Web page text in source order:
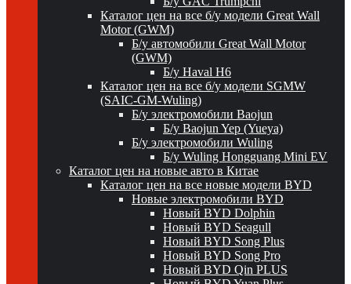
Каталог цен на все б/у модели Great Wall
Motor (GWM)
Б/у автомобили Great Wall Motor
(GWM)
Б/у Haval H6
Каталог цен на все б/у модели SGMW
(SAIC-GM-Wuling)
Б/у электромобили Baojun
Б/у Baojun Yep (Yueya)
Б/у электромобили Wuling
Б/у Wuling Hongguang Mini EV
Каталог цен на новые авто в Китае
Каталог цен на все новые модели BYD
Новые электромобили BYD
Новый BYD Dolphin
Новый BYD Seagull
Новый BYD Song Plus
Новый BYD Song Pro
Новый BYD Qin PLUS